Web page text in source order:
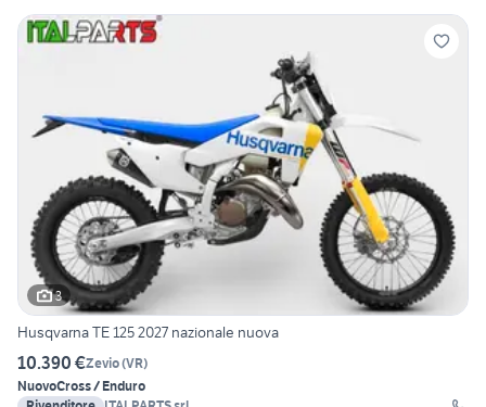
3
Husqvarna TE 125 2027 nazionale nuova
10.390 €Zevio(VR)
NuovoCross / Enduro